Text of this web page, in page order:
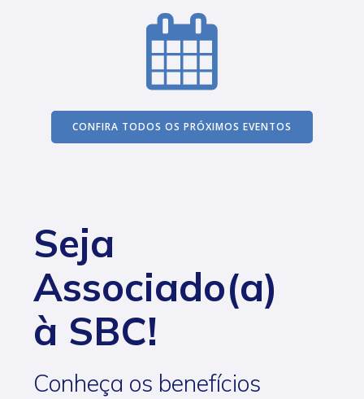
CONFIRA TODOS OS PRÓXIMOS EVENTOS
Seja
Associado(a)
à SBC!
Conheça os benefícios